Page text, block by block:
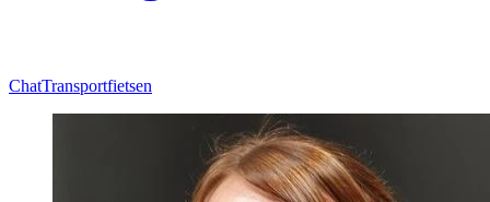
ChatTransportfietsen